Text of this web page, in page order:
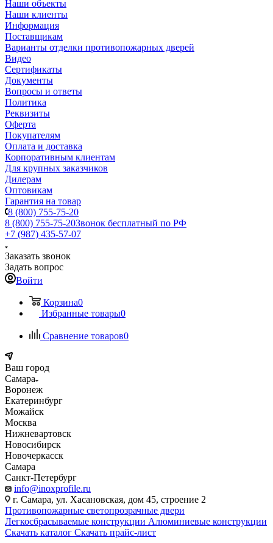
Наши объекты
Наши клиенты
Информация
Поставщикам
Варианты отделки противопожарных дверей
Видео
Сертификаты
Документы
Вопросы и ответы
Политика
Реквизиты
Оферта
Покупателям
Оплата и доставка
Корпоративным клиентам
Для крупных заказчиков
Дилерам
Оптовикам
Гарантия на товар
8 (800) 755-75-20
8 (800) 755-75-20Звонок бесплатный по РФ
+7 (987) 435-57-07
Заказать звонок
Задать вопрос
Войти
Корзина0
Избранные товары0
Сравнение товаров0
Ваш город
Самара
Воронеж
Екатеринбург
Можайск
Москва
Нижневартовск
Новосибирск
Новочеркасск
Самара
Санкт-Петербург
info@inoxprofile.ru
г. Самара, ул. Хасановская, дом 45, строение 2
Противопожарные светопрозрачные двери
Легкосбрасываемые конструкции Алюминиевые конструкции
Скачать каталог Скачать прайс-лист